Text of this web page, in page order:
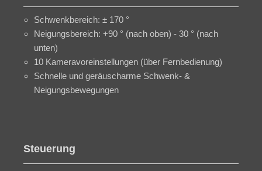
Schwenkbereich: ± 170 °
Neigungsbereich: +90 ° (nach oben) - 30 ° (nach
unten)
10 Kameravoreinstellungen (über Fernbedienung)
Schnelle und geräuscharme Schwenk- &
Neigungsbewegungen
Steuerung